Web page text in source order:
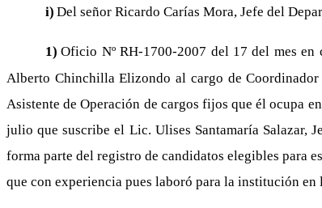
i) Del señor Ricardo Carías Mora, Jefe del
1) Oficio Nº RH-1700-2007 del 17 del mes en
Alberto Chinchilla Elizondo al cargo de
Asistente de Operación de cargos fijos que él ocupa
julio que suscribe el Lic. Ulises Santamaría Salazar,
forma parte del registro de candidatos elegibles para
que con experiencia pues laboró para la institución en